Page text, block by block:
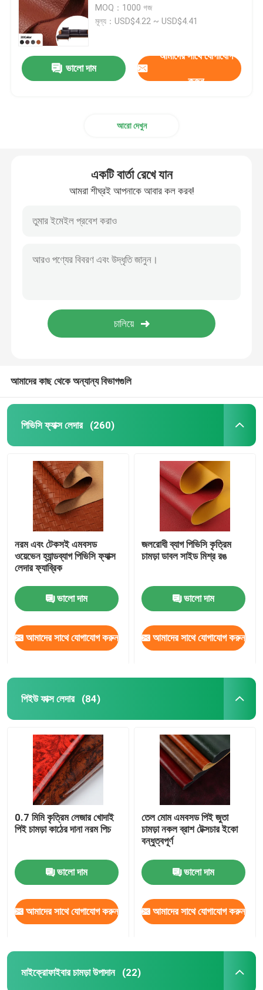
প্যাকেজিং চামড়া
সিলিকন চামড়া কাপড়
MOQ：1000 গজ
মূল্য：USD$4.22 ~ USD$4.41
ভালো দাম
আমাদের সাথে যোগাযোগ
করুন
আরো দেখুন
একটি বার্তা রেখে যান
আমরা শীঘ্রই আপনাকে আবার কল করব!
আমাদের কাছ থেকে অন্যান্য বিভাগগুলি
পিভিসি ফ্যাক্স লেদার (260)
নরম এবং টেকসই এমবসড
ওয়েভেন হ্যান্ডব্যাগ পিভিসি ফ্যাক্স
লেদার ফ্যাব্রিক
ভালো দাম
আমাদের সাথে যোগাযোগ করুন
জলরোধী ব্যাগ পিভিসি কৃত্রিম
চামড়া ডাবল সাইড মিশ্র রঙ
ভালো দাম
আমাদের সাথে যোগাযোগ করুন
পিইউ ফাক্স লেদার (84)
0.7 মিমি কৃত্রিম লেজার খোদাই
পিই চামড়া কাঠের দানা নরম পিচ
ভালো দাম
আমাদের সাথে যোগাযোগ করুন
তেল মোম এমবসড পিই জুতা
চামড়া নকল ব্রাশ টেক্সচার ইকো
বন্ধুত্বপূর্ণ
ভালো দাম
আমাদের সাথে যোগাযোগ করুন
মাইক্রোফাইবার চামড়া উপাদান (22)